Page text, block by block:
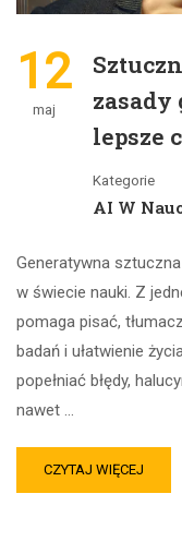
12
maj
lepsze
Kategorie
AI W
Generatywna
w świecie nauki. Z
pomaga pisać,
badań i ułatwienie
popełniać błędy,
nawet …
CZYTAJ WIĘCEJ